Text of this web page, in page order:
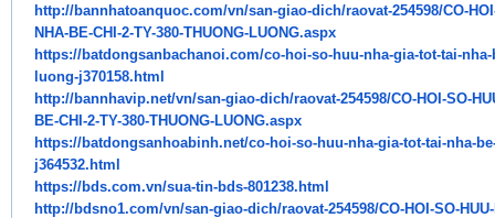
http://bannhatoanquoc.com/vn/san-giao-dich/raovat-254598/CO-
NHA-BE-CHI-2-TY-380-THUONG-LUONG.aspx
https://batdongsanbachanoi.com/co-hoi-so-huu-nha-gia-tot-tai-nha-
luong-j370158.html
http://bannhavip.net/vn/san-giao-dich/raovat-254598/CO-HOI-SO-
BE-CHI-2-TY-380-THUONG-LUONG.aspx
https://batdongsanhoabinh.net/co-hoi-so-huu-nha-gia-tot-tai-nha-
j364532.html
https://bds.com.vn/sua-tin-bds-801238.html
http://bdsno1.com/vn/san-giao-dich/raovat-254598/CO-HOI-SO-